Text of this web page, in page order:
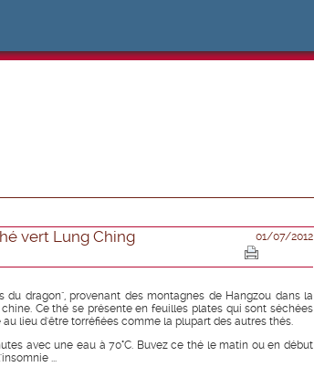
vert Lung Ching 01/07/2012
du dragon", provenant des montagnes de Hangzou dans la
Ce thé se présente en feuilles plates qui sont séchées
lieu d'être torréfiées comme la plupart des autres thés.
avec une eau à 70°C. Buvez ce thé le matin ou en début
...